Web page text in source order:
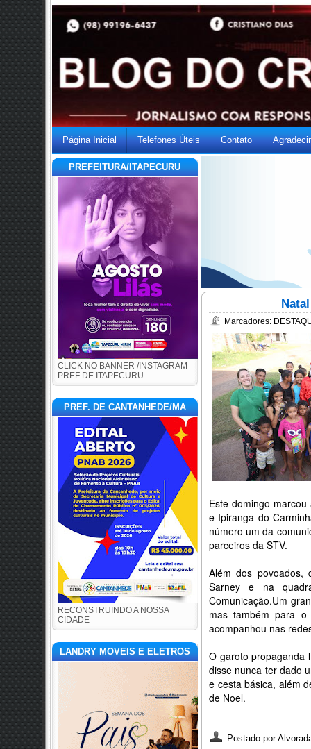
Página Inicial Telefones Úteis Contato
PREFEITURA/ITAPECURU
CLICK NO BANNER /INSTAGRAM
PREF DE ITAPECURU
PREF. DE CANTANHEDE/MA
RECONSTRUINDO A NOSSA
CIDADE
LANDRY MOVEIS E ELETROS
Marcadores:
Este domingo
e Ipiranga do
número um da
parceiros da STV.
Além dos povoados,
Sarney e na
Comunicação.Um
mas também para
acompanhou nas
O garoto propaganda
disse nunca ter dado
e cesta básica, além
de Noel.
Postado por